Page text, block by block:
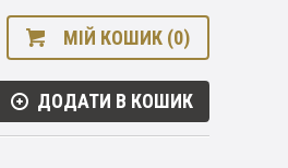
МІЙ КОШИК (0)
ДОДАТИ В КОШИК